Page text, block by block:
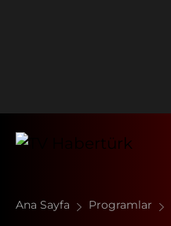
Ana Sayfa Programlar